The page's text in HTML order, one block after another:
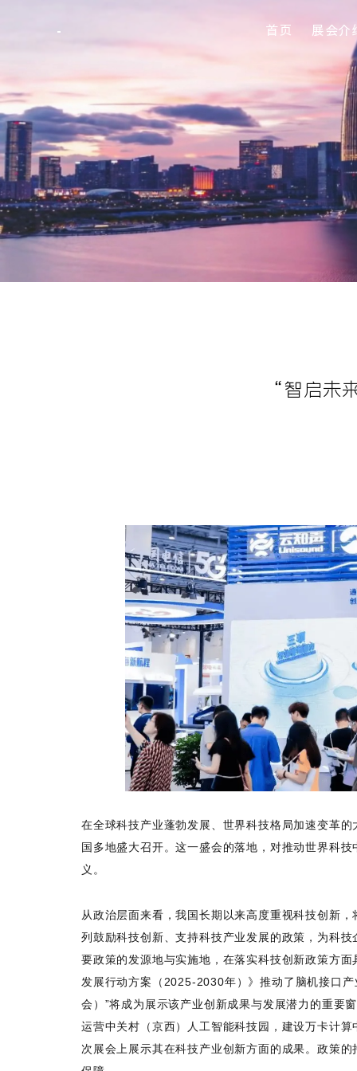
首页 展会介
“智启未
在全球科技产业蓬勃发展、世界科技格局加速变革
国多地盛大召开。这一盛会的落地，对推动世界科
义。
从政治层面来看，我国长期以来高度重视科技创新
列鼓励科技创新、支持科技产业发展的政策，为科
要政策的发源地与实施地，在落实科技创新政策方
发展行动方案（2025-2030年）》推动了脑机接口
会）”将成为展示该产业创新成果与发展潜力的重要
运营中关村（京西）人工智能科技园，建设万卡计
次展会上展示其在科技产业创新方面的成果。政策